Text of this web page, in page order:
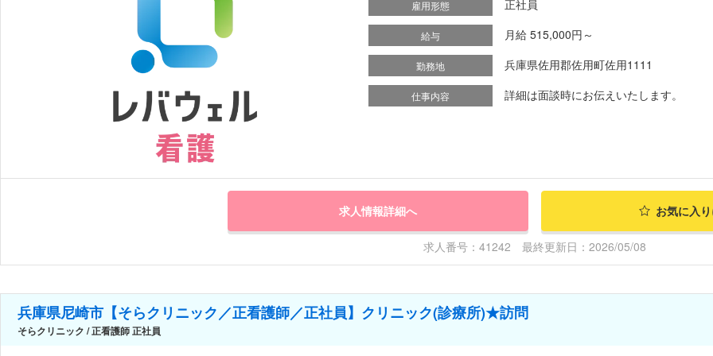
雇用形態 正社員
給与 月給 515,000円～
勤務地 兵庫県佐用郡佐用町佐用1111
仕事内容 詳細は面談時にお伝えいたします。
求人情報詳細へ お気に入
求人番号：41242 最終更新日：2026/05/08
兵庫県尼崎市【そらクリニック／正看護師／正社員】クリニック(診療所)★訪問
そらクリニック / 正看護師 正社員